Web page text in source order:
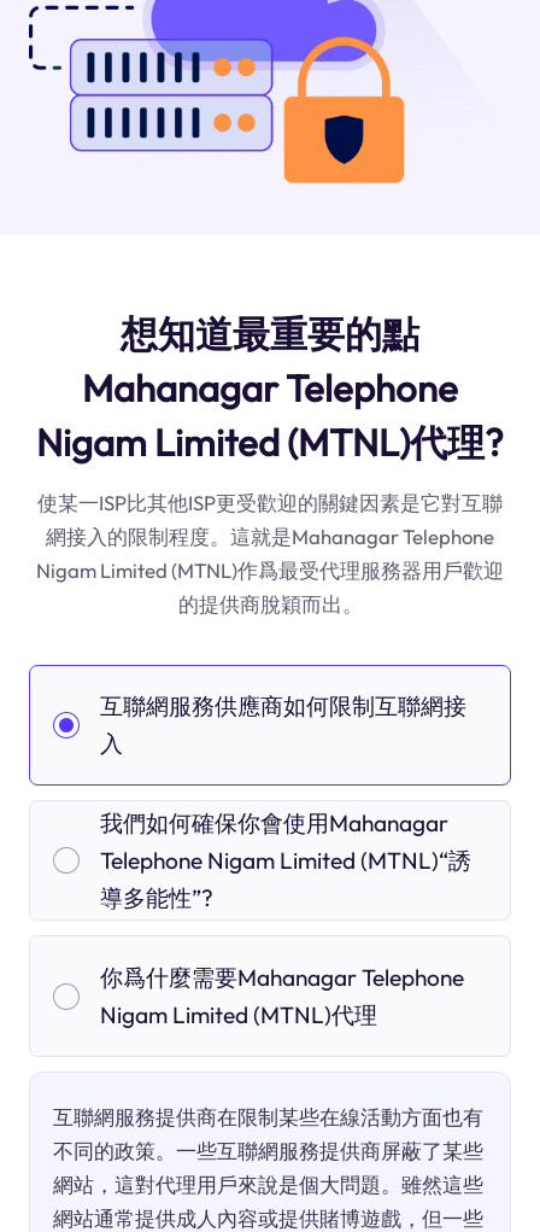
想知道最重要的點
Mahanagar Telephone
Nigam Limited (MTNL)代理?
使某一ISP比其他ISP更受歡迎的關鍵因素是它對互聯
網接入的限制程度。這就是Mahanagar Telephone
Nigam Limited (MTNL)作爲最受代理服務器用戶歡迎
的提供商脫穎而出。
互聯網服務供應商如何限制互聯網接
入
我們如何確保你會使用Mahanagar
Telephone Nigam Limited (MTNL)“誘
導多能性”?
你爲什麼需要Mahanagar Telephone
Nigam Limited (MTNL)代理
互聯網服務提供商在限制某些在線活動方面也有
不同的政策。一些互聯網服務提供商屏蔽了某些
網站，這對代理用戶來說是個大問題。雖然這些
網站通常提供成人內容或提供賭博遊戲，但一些